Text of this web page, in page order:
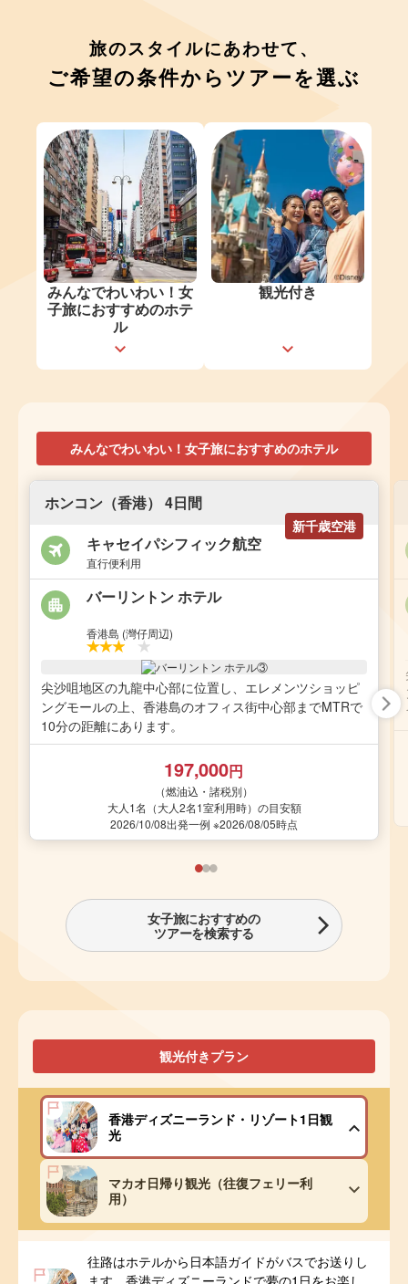
旅のスタイルにあわせて、
ご希望の条件からツアーを選ぶ
みんなでわいわい！女
子旅におすすめのホテ
ル
観光付き
みんなでわいわい！女子旅におすすめのホテル
ホンコン（香港） 4日間
新千歳空港
キャセイパシフィック航空
直行便利用
バーリントン ホテル
香港島 (灣仔周辺)
尖沙咀地区の九龍中心部に位置し、エレメンツショッピ
ングモールの上、香港島のオフィス街中心部までMTRで
10分の距離にあります。
197,000円
（燃油込・諸税別）
大人1名（大人2名1室利用時）の目安額
2026/10/08出発一例 ※2026/08/05時点
女子旅におすすめの
ツアーを検索する
観光付きプラン
香港ディズニーランド・リゾート1日観
光
マカオ日帰り観光（往復フェリー利
用）
往路はホテルから日本語ガイドがバスでお送りし